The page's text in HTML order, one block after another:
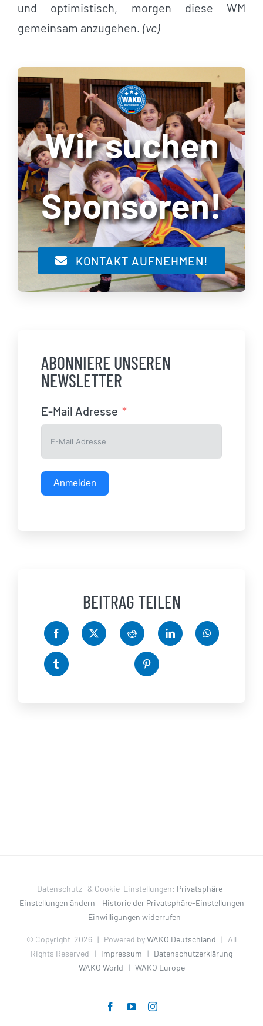
und optimistisch, morgen diese WM
gemeinsam anzugehen. (vc)
Wir suchen
Sponsoren!
KONTAKT AUFNEHMEN!
ABONNIERE UNSEREN
NEWSLETTER
E-Mail Adresse
Anmelden
BEITRAG TEILEN
Datenschutz- & Cookie-Einstellungen: Privatsphäre-
Einstellungen ändern – Historie der Privatsphäre-Einstellungen
– Einwilligungen widerrufen
© Copyright 2026 | Powered byWAKO Deutschland | All
Rights Reserved | Impressum | Datenschutzerklärung
WAKO World | WAKO Europe
FacebookYouTubeInstagram